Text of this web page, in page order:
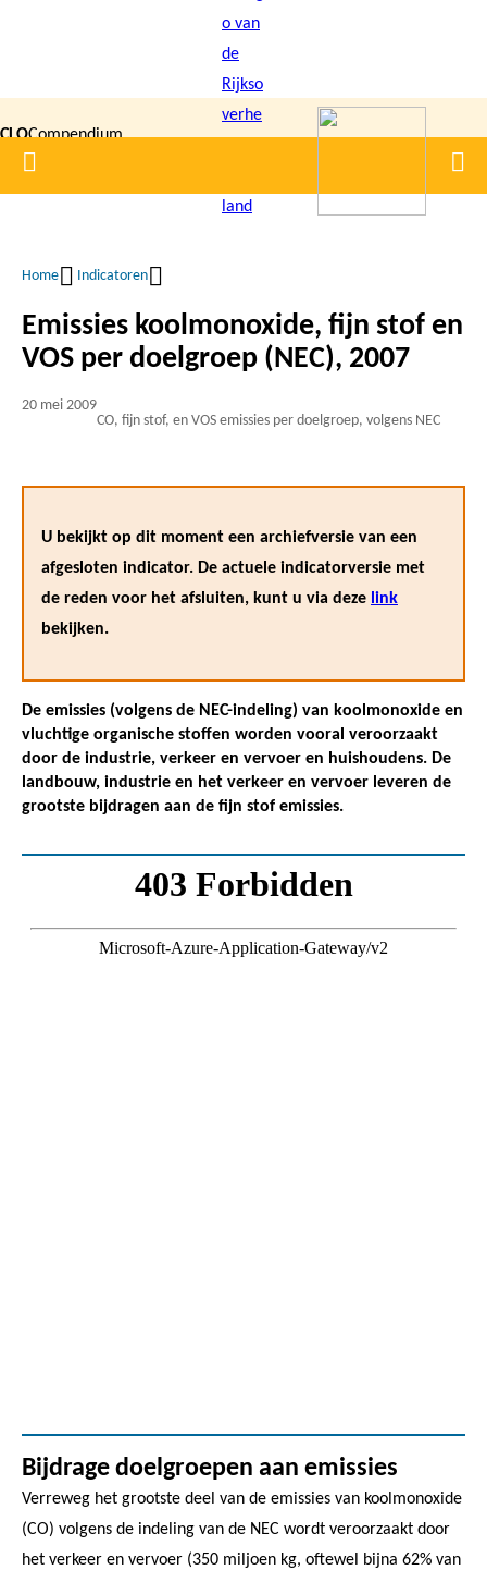
inhoud
gaan
CLOCompendium
voor de
Home
Kruimelpad
Home Indicatoren
Emissies koolmonoxide, fijn stof en
VOS per doelgroep (NEC), 2007
20 mei 2009
CO, fijn stof, en VOS emissies per doelgroep, volgens NEC
U bekijkt op dit moment een archiefversie van een
afgesloten indicator. De actuele indicatorversie met
de reden voor het afsluiten, kunt u via deze link
bekijken.
De emissies (volgens de NEC-indeling) van koolmonoxide en
vluchtige organische stoffen worden vooral veroorzaakt
door de industrie, verkeer en vervoer en huishoudens. De
landbouw, industrie en het verkeer en vervoer leveren de
grootste bijdragen aan de fijn stof emissies.
Bijdrage doelgroepen aan emissies
Verreweg het grootste deel van de emissies van koolmonoxide
(CO) volgens de indeling van de NEC wordt veroorzaakt door
het verkeer en vervoer (350 miljoen kg, oftewel bijna 62% van